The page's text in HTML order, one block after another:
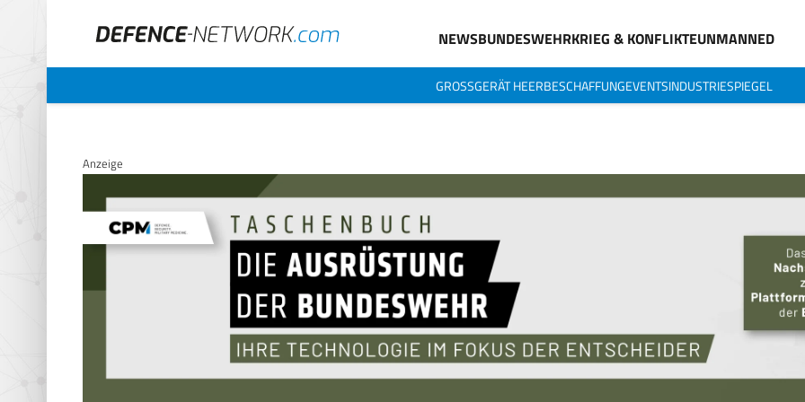
NEWSBUNDESWEHRKRIEG & KONFLIKTEUNMANNED
GROSSGERÄT HEERBESCHAFFUNGEVENTSINDUSTRIESPIEGEL
Anzeige